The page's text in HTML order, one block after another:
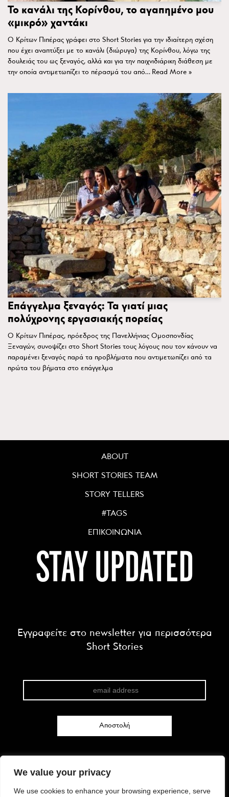
We value your privacy
We use cookies to enhance your browsing experience, serve
Το κανάλι της Κορίνθου, το αγαπημένο μου
«μικρό» χαντάκι
Ο Κρίτων Πιπέρας γράφει στο Short Stories για την ιδιαίτερη σχέση
που έχει αναπτύξει με το κανάλι (διώρυγα) της Κορίνθου, λόγω της
δουλειάς του ως ξεναγός, αλλά και για την παιχνιδιάρικη διάθεση με
την οποία αντιμετωπίζει το πέρασμά του από… Read More »
Επάγγελμα ξεναγός: Τα γιατί μιας
πολύχρονης εργασιακής πορείας
Ο Κρίτων Πιπέρας, πρόεδρος της Πανελλήνιας Ομοσπονδίας
Ξεναγών, συνοψίζει στο Short Stories τους λόγους που τον κάνουν να
παραμένει ξεναγός παρά τα προβλήματα που αντιμετωπίζει από τα
πρώτα του βήματα στο επάγγελμα
ABOUT
SHORT STORIES TEAM
STORY TELLERS
#TAGS
ΕΠΙΚΟΙΝΩΝΙΑ
STAY UPDATED
Εγγραφείτε στο newsletter για περισσότερα
Short Stories
FACEBOOK
INSTAGRAM